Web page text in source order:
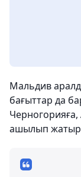
Мальдив
бағыттар да
ашылып